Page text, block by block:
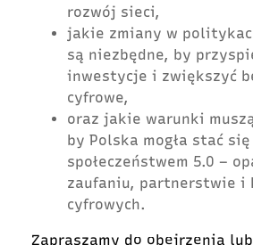
rozwój sieci,
jakie zmiany w
są niezbędne, by
inwestycje i zwiększyć
cyfrowe,
oraz jakie warunki
by Polska mogła stać się
społeczeństwem 5.0 –
zaufaniu, partnerstwie i
cyfrowych.
Zapraszamy do obejrzenia lub